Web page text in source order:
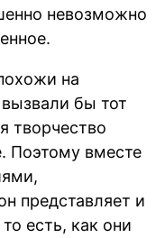
невозможно
на
бы тот
творчество
Поэтому вместе
представляет и
есть, как они